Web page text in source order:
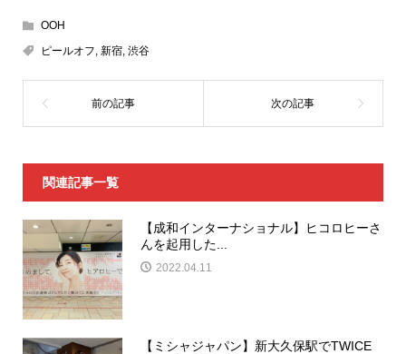
OOH
ピールオフ, 新宿, 渋谷
関連記事一覧
【成和インターナショナル】ヒコロヒーさ
んを起用した...
2022.04.11
【ミシャジャパン】新大久保駅でTWICE